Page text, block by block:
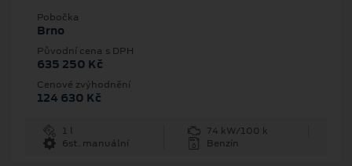
Pobočka
Brno
Původní cena s DPH
635 250 Kč
Cenové zvýhodnění
124 630 Kč
1 l
74 kW/100 k
6st. manuální
Benzín